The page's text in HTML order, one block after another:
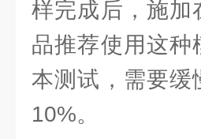
样完成后，施加
品推荐使用这种
本测试，需要缓
10%。